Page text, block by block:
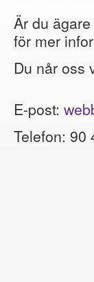
Är du
för mer
Du når oss
E-post:
Telefon: 90